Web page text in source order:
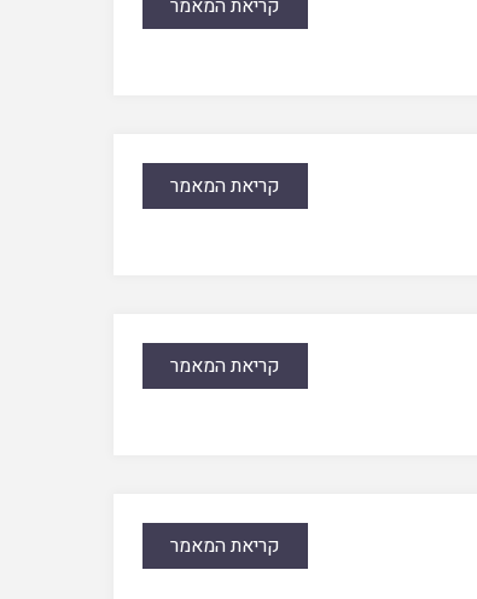
קריאת המאמר
קריאת המאמר
קריאת המאמר
קריאת המאמר